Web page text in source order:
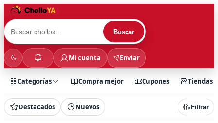
Buscar
Mi cuenta Enviar
Categorías Compra mejor Cupones Tiendas
Destacados Nuevos Filtrar